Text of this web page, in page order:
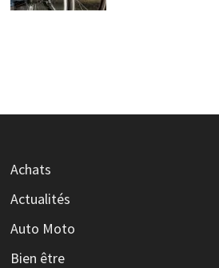
Achats
Actualités
Auto Moto
Bien être